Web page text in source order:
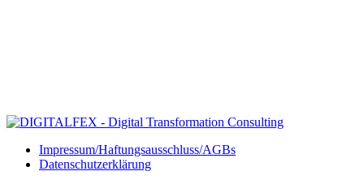
Impressum/Haftungsausschluss/AGBs
Datenschutzerklärung